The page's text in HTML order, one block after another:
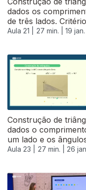
dados os
de três lados.
Aula 21 | 27 min. | 19
Construção de
dados o
um lado e os
Aula 23 | 27 min. | 26
520896